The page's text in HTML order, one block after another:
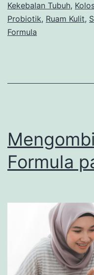
Kekebalan Tubuh,
Probiotik, Ruam Kulit,
Formula
Formula